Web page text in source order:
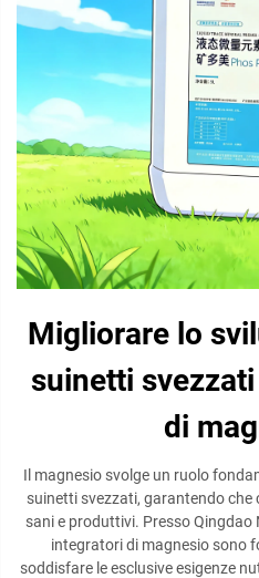
Migliorare lo
suinetti
di
Il magnesio svolge un ruolo
suinetti svezzati, garantendo
sani e produttivi. Presso
integratori di magnesio sono
soddisfare le esclusive esigenze